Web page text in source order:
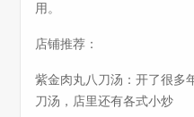
用。
店铺推荐：
紫金肉丸八刀汤：开了很多
刀汤，店里还有各式小炒